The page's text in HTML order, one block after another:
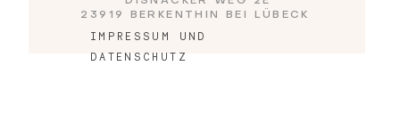
IMPRESSUM UND
DATENSCHUTZ
23919 BERKENTHIN BEI LÜBECK